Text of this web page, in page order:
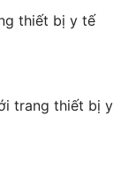
thiết bị y tế
trang thiết bị y